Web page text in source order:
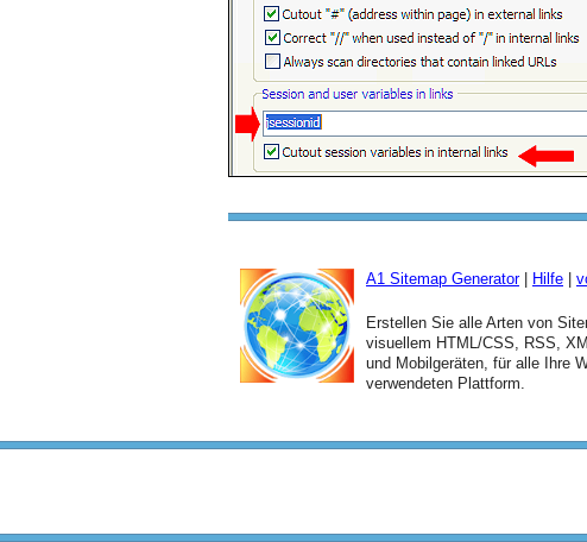
A1 Sitemap Generator| Hilfe
Erstellen Sie alle Arten von
visuellem HTML/CSS, RSS,
und Mobilgeräten, für alle Ihre
verwendeten Plattform.